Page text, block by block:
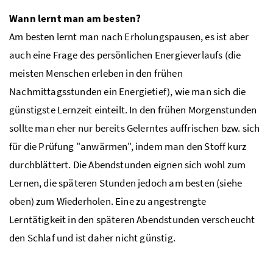
Wann lernt man am besten?
Am besten lernt man nach Erholungspausen, es ist aber
auch eine Frage des persönlichen Energieverlaufs (die
meisten Menschen erleben in den frühen
Nachmittagsstunden ein Energietief), wie man sich die
günstigste Lernzeit einteilt. In den frühen Morgenstunden
sollte man eher nur bereits Gelerntes auffrischen bzw. sich
für die Prüfung "anwärmen", indem man den Stoff kurz
durchblättert. Die Abendstunden eignen sich wohl zum
Lernen, die späteren Stunden jedoch am besten (siehe
oben) zum Wiederholen. Eine zu angestrengte
Lerntätigkeit in den späteren Abendstunden verscheucht
den Schlaf und ist daher nicht günstig.